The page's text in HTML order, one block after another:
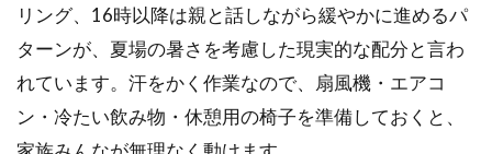
リング、16時以降は親と話しながら緩やかに進めるパ
ターンが、夏場の暑さを考慮した現実的な配分と言わ
れています。汗をかく作業なので、扇風機・エアコ
ン・冷たい飲み物・休憩用の椅子を準備しておくと、